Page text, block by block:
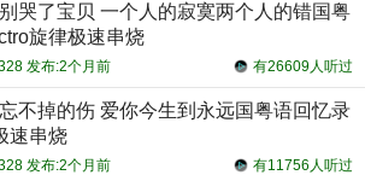
哭了宝贝 一个人的寂寞两个人的错国粤
旋律极速串烧
有26609人听过
发布:2个月前
不掉的伤 爱你今生到永远国粤语回忆录
速串烧
有11756人听过
发布:2个月前